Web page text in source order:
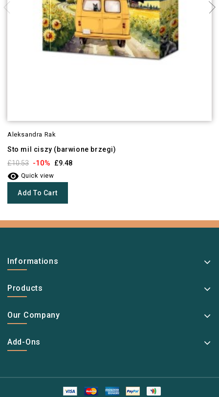
Aleksandra Rak
Sto mil ciszy (barwione brzegi)
£10.53 -10% £9.48
 Quick view
Add To Cart
Informations
Products
Our Company
Add-Ons